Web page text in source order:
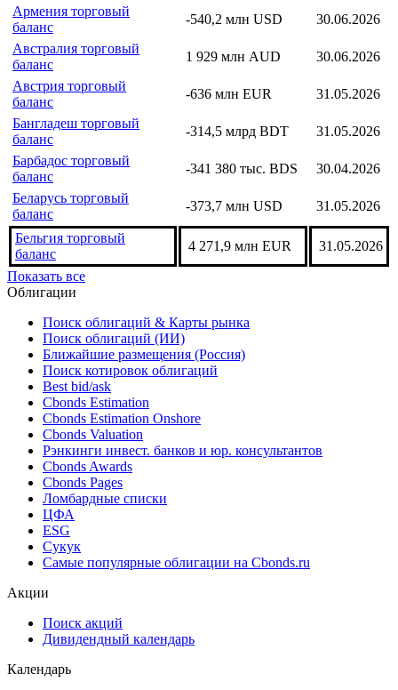
Армения торговый
баланс
-540,2 млн USD
30.06.2026
Австралия торговый
баланс
1 929 млн AUD
30.06.2026
Австрия торговый
баланс
-636 млн EUR
31.05.2026
Бангладеш торговый
баланс
-314,5 млрд BDT
31.05.2026
Барбадос торговый
баланс
-341 380 тыс. BDS
30.04.2026
Беларусь торговый
баланс
-373,7 млн USD 31.05.2026
Бельгия торговый
баланс
4 271,9 млн EUR
31.05.2026
Показать все
Облигации
Поиск облигаций & Карты рынка
Поиск облигаций (ИИ)
Ближайшие размещения (Россия)
Поиск котировок облигаций
Best bid/ask
Cbonds Estimation
Cbonds Estimation Onshore
Cbonds Valuation
Рэнкинги инвест. банков и юр. консультантов
Cbonds Awards
Cbonds Pages
Ломбардные списки
ЦФА
ESG
Сукук
Самые популярные облигации на Cbonds.ru
Акции
Поиск акций
Дивидендный календарь
Календарь